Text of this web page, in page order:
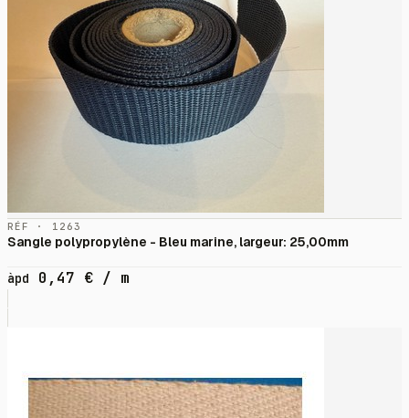
RÉF · 1263
Sangle polypropylène - Bleu marine, largeur: 25,00mm
àpd 0,47 € / m